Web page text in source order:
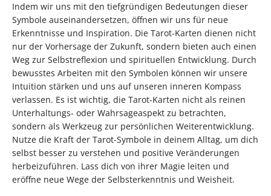
Indem wir uns mit den tiefgründigen Bedeutungen dieser
Symbole auseinandersetzen, öffnen wir uns für neue
Erkenntnisse und Inspiration. Die Tarot-Karten dienen nicht
nur der Vorhersage der Zukunft, sondern bieten auch einen
Weg zur Selbstreflexion und spirituellen Entwicklung. Durch
bewusstes Arbeiten mit den Symbolen können wir unsere
Intuition stärken und uns auf unseren inneren Kompass
verlassen. Es ist wichtig, die Tarot-Karten nicht als reinen
Unterhaltungs- oder Wahrsageaspekt zu betrachten,
sondern als Werkzeug zur persönlichen Weiterentwicklung.
Nutze die Kraft der Tarot-Symbole in deinem Alltag, um dich
selbst besser zu verstehen und positive Veränderungen
herbeizuführen. Lass dich von ihrer Magie leiten und
eröffne neue Wege der Selbsterkenntnis und Weisheit.